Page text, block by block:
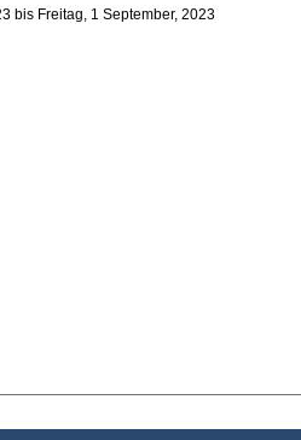
bis Freitag, 1 September, 2023